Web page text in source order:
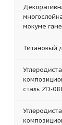
мокуме гане
Титановый
сталь ZD-